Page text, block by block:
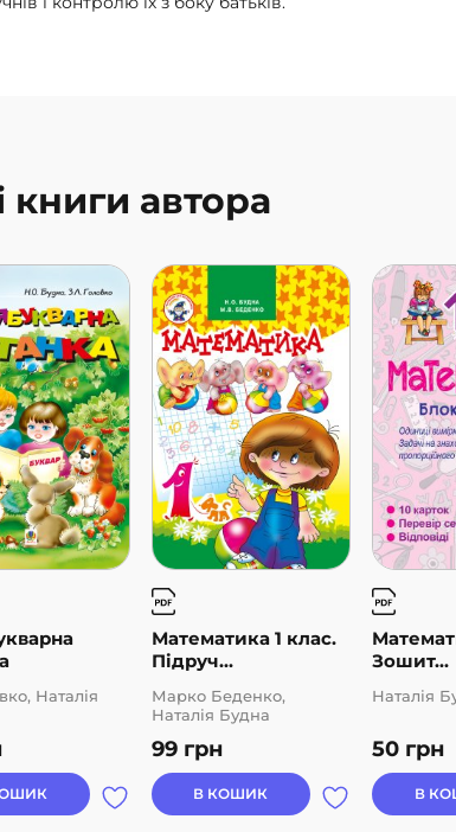
книги автора
Наталія
Математика 1 клас.
Підруч...
99 грн
Марко Беденко,
Наталія Будна
В КОШИК
Зошит...
50 грн
Наталія
В